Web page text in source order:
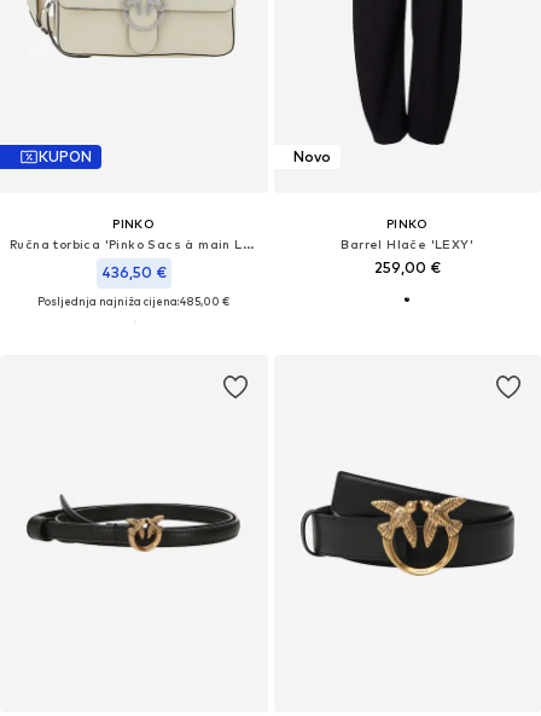
KUPON
PINKO
Ručna torbica 'Pinko Sacs à main Love One Slouchy Zip Classic V Blanc'
436,50 €
Posljednja najniža cijena:485,00 €
Novo
PINKO
Barrel Hlače 'LEXY'
259,00 €